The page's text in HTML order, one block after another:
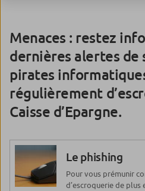
Menaces : restez
dernières alertes de
pirates
régulièrement
Caisse d’Epargne.​​ ​​​​​​​
Le phishing
Pour vous prémunir
d’escroquerie de plus